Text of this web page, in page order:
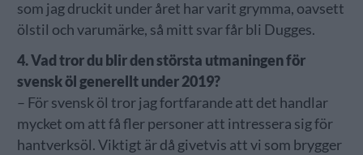
som jag druckit under året har varit grymma, oavsett
ölstil och varumärke, så mitt svar får bli Dugges.
4. Vad tror du blir den största utmaningen för
svensk öl generellt under 2019?
– För svensk öl tror jag fortfarande att det handlar
mycket om att få fler personer att intressera sig för
hantverksöl. Viktigt är då givetvis att vi som brygger